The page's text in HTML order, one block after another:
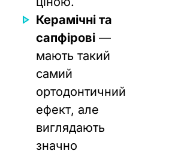
Керамічні та
сапфірові —
мають такий
самий
ортодонтичний
ефект, але
виглядають
значно